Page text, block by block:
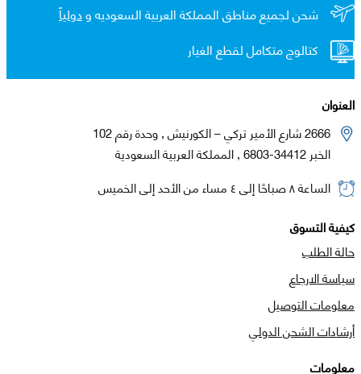
شحن لجميع مناطق المملكة العربية السعوديه ودولياً
كتالوج متكامل لقطع الغيار
العنوان
2666 شارع الأمير تركي – الكورنيش , وحدة رقم 102
الخبر 34412-6803 , المملكة العربية السعودية
الساعة ٨ صباحًا إلى ٤ مساء من الأحد إلى الخميس
كيفية التسوق
حالة الطلب
سياسة الارجاع
معلومات التوصيل
أرشادات الشحن الدولي
معلومات